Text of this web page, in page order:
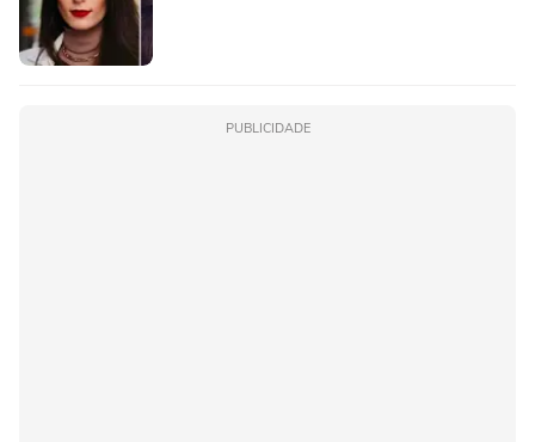
PUBLICIDADE